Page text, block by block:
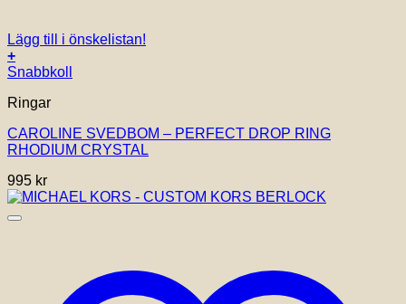
Lägg till i önskelistan!
+
Snabbkoll
Ringar
CAROLINE SVEDBOM – PERFECT DROP RING
RHODIUM CRYSTAL
995 kr